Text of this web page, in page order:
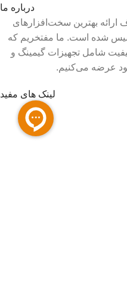
درباره ما
ارائه بهترین سخت‌افزارهای
شده است. ما مفتخریم که
شامل تجهیزات گیمینگ و
عرضه می‌کنیم.
لینک های مفید